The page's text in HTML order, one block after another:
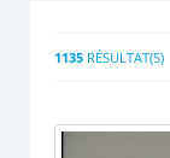
1135 RÉSULTAT(S)